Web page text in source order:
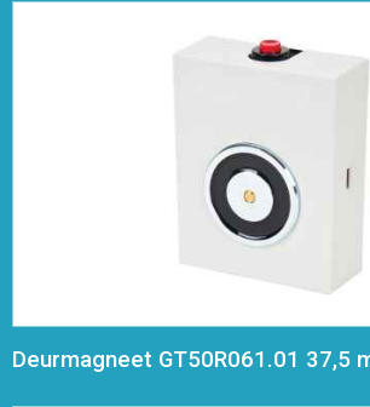
Deurmagneet GT50R061.01 37,5